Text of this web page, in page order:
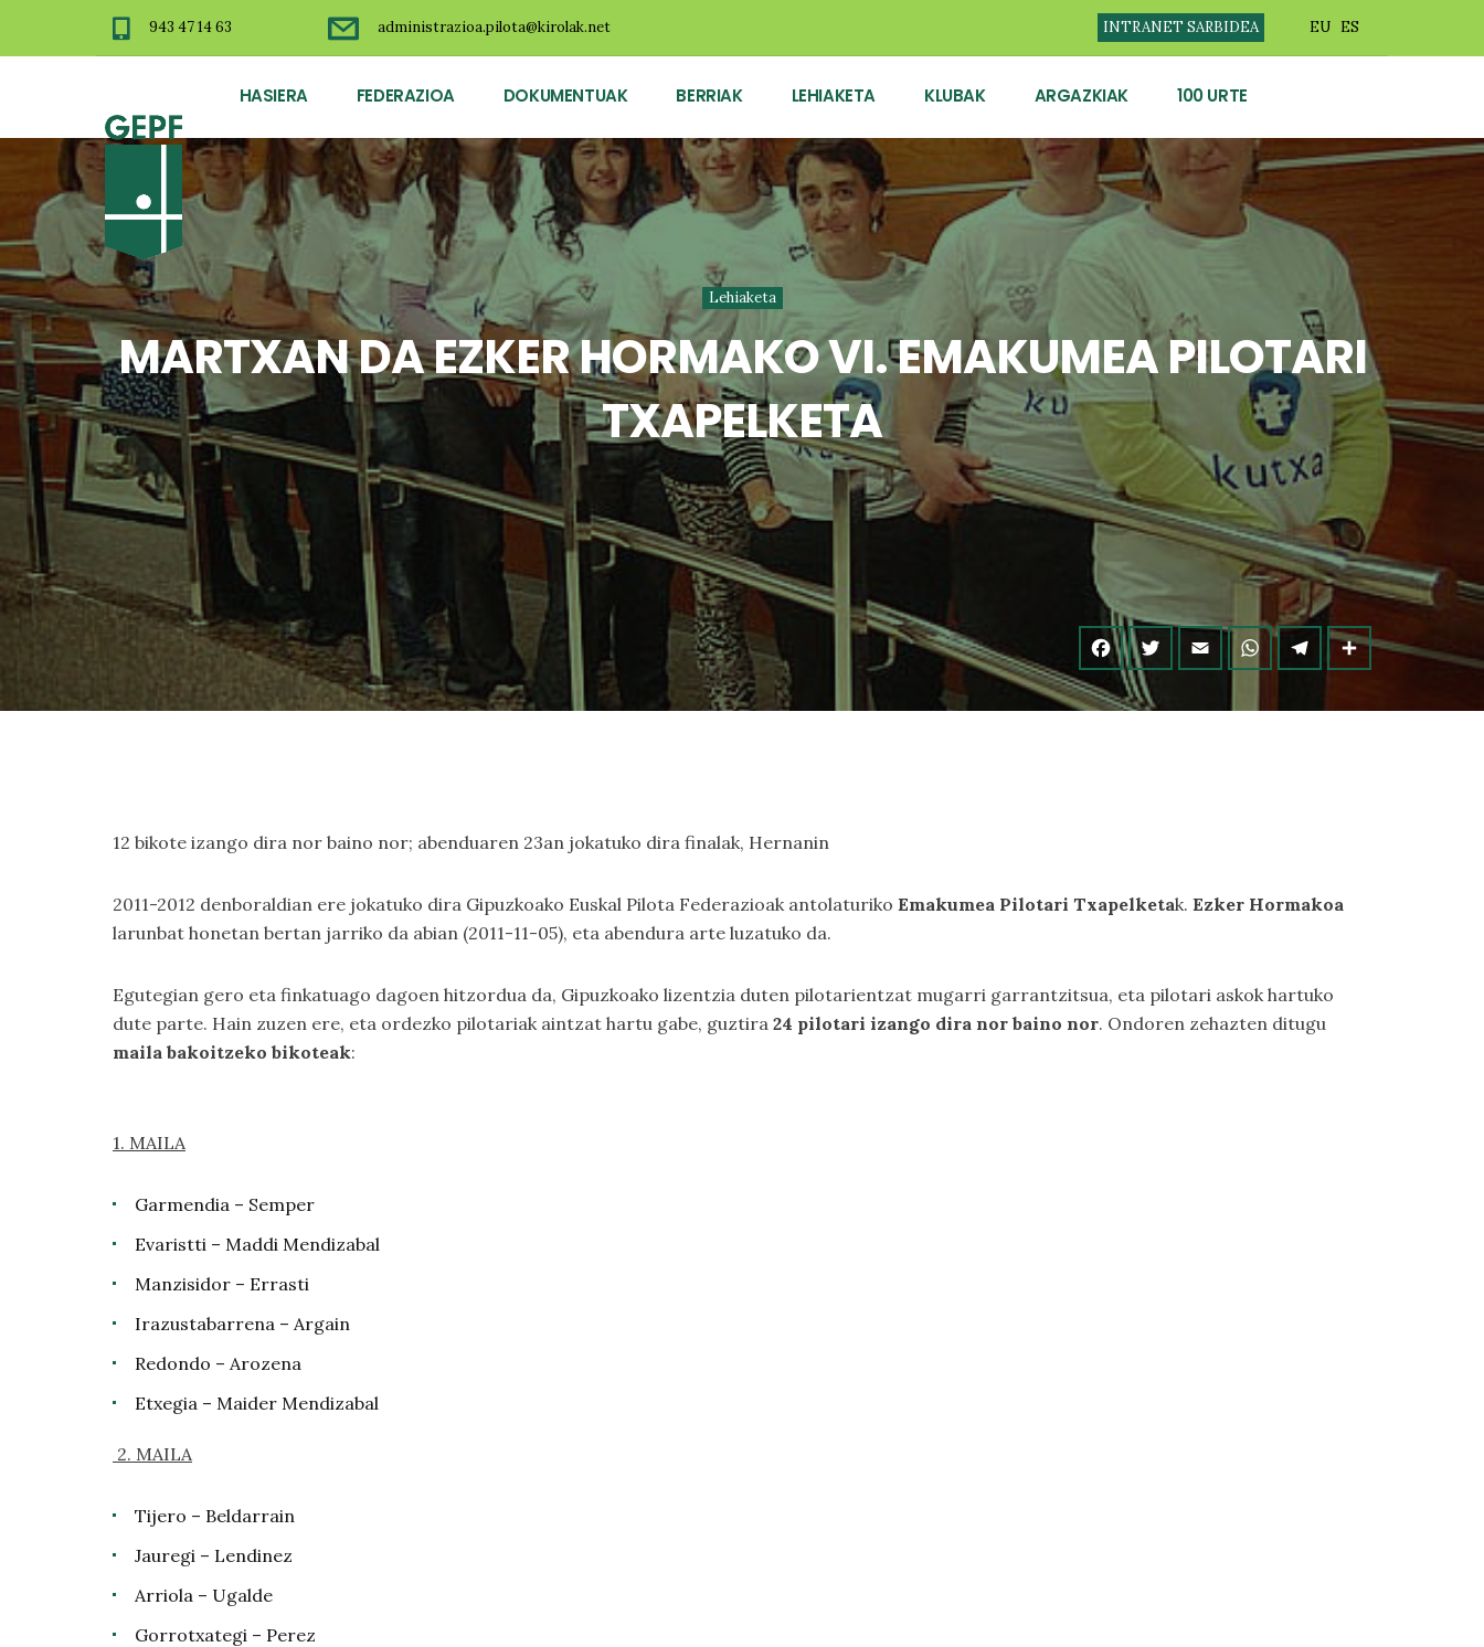
943 47 14 63 administrazioa.pilota@kirolak.net INTRANET SARBIDEA EU ES
HASIERA FEDERAZIOA DOKUMENTUAK BERRIAK LEHIAKETA KLUBAK ARGAZKIAK 100 URTE
Lehiaketa
MARTXAN DA EZKER HORMAKO VI. EMAKUMEA PILOTARI
TXAPELKETA
12 bikote izango dira nor baino nor; abenduaren 23an jokatuko dira finalak, Hernanin
2011-2012 denboraldian ere jokatuko dira Gipuzkoako Euskal Pilota Federazioak antolaturiko Emakumea Pilotari Txapelketak. Ezker Hormakoa
larunbat honetan bertan jarriko da abian (2011-11-05), eta abendura arte luzatuko da.
Egutegian gero eta finkatuago dagoen hitzordua da, Gipuzkoako lizentzia duten pilotarientzat mugarri garrantzitsua, eta pilotari askok hartuko
dute parte. Hain zuzen ere, eta ordezko pilotariak aintzat hartu gabe, guztira 24 pilotari izango dira nor baino nor. Ondoren zehazten ditugu
maila bakoitzeko bikoteak:
1. MAILA
Garmendia – Semper
Evaristti – Maddi Mendizabal
Manzisidor – Errasti
Irazustabarrena – Argain
Redondo – Arozena
Etxegia – Maider Mendizabal
2. MAILA
Tijero – Beldarrain
Jauregi – Lendinez
Arriola – Ugalde
Gorrotxategi – Perez